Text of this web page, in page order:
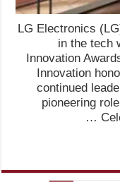
LG Electronics
in the tech
Innovation
Innovation
continued
pioneering